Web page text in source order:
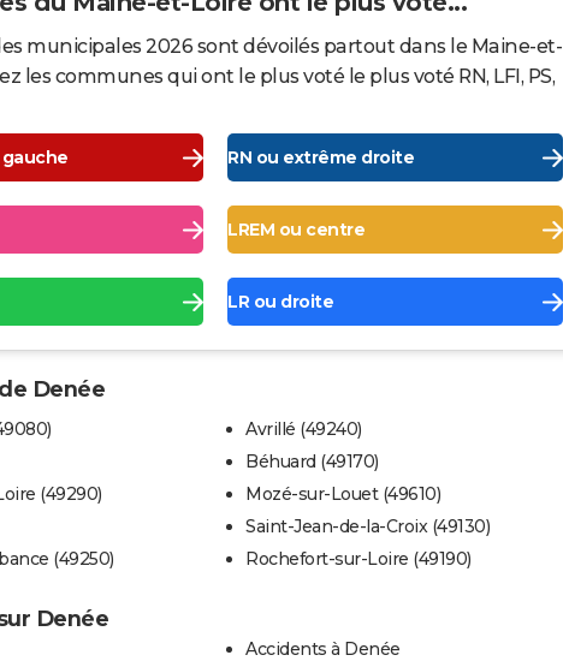
municipales 2026 sont dévoilés partout dans le Maine-et-
les communes qui ont le plus voté le plus voté RN, LFI, PS,
RN ou extrême droite
LREM ou centre
LR ou droite
Denée
(49290)
(49250)
Avrillé (49240)
Béhuard (49170)
Mozé-sur-Louet (49610)
Saint-Jean-de-la-Croix (49130)
Rochefort-sur-Loire (49190)
Denée
Accidents à Denée